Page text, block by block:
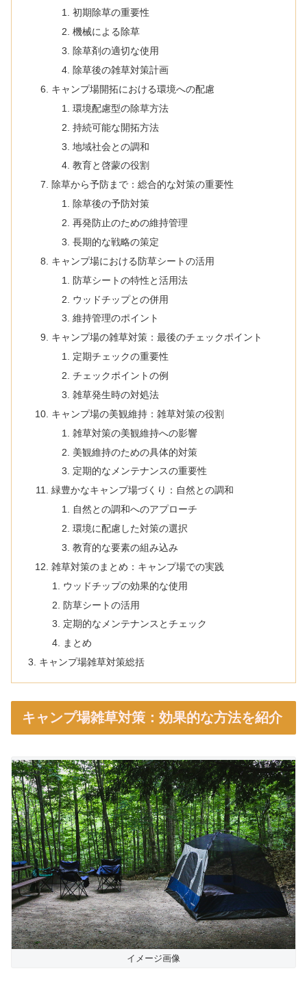
初期除草の重要性
機械による除草
除草剤の適切な使用
除草後の雑草対策計画
キャンプ場開拓における環境への配慮
環境配慮型の除草方法
持続可能な開拓方法
地域社会との調和
教育と啓蒙の役割
除草から予防まで：総合的な対策の重要性
除草後の予防対策
再発防止のための維持管理
長期的な戦略の策定
キャンプ場における防草シートの活用
防草シートの特性と活用法
ウッドチップとの併用
維持管理のポイント
キャンプ場の雑草対策：最後のチェックポイント
定期チェックの重要性
チェックポイントの例
雑草発生時の対処法
キャンプ場の美観維持：雑草対策の役割
雑草対策の美観維持への影響
美観維持のための具体的対策
定期的なメンテナンスの重要性
緑豊かなキャンプ場づくり：自然との調和
自然との調和へのアプローチ
環境に配慮した対策の選択
教育的な要素の組み込み
雑草対策のまとめ：キャンプ場での実践
ウッドチップの効果的な使用
防草シートの活用
定期的なメンテナンスとチェック
まとめ
キャンプ場雑草対策総括
キャンプ場雑草対策：効果的な方法を紹介
イメージ画像